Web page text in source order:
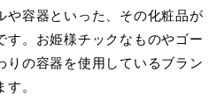
や容器といった、その化粧品が
す。お姫様チックなものやゴー
りの容器を使用しているブラン
。